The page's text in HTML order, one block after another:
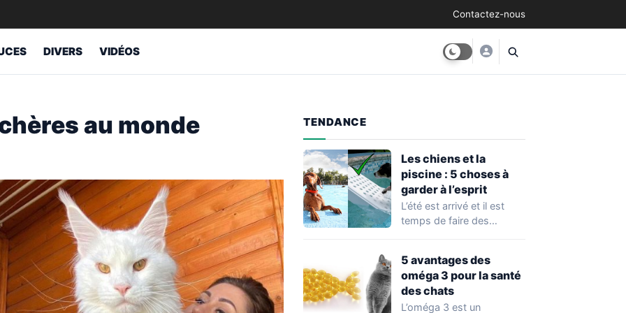
Contactez-nous
DIVERS VIDÉOS
au monde TENDANCE
Les chiens et la
piscine : 5 choses à
garder à l’esprit
L’été est arrivé et il est
temps de faire des
5 avantages des
oméga 3 pour la santé
des chats
L’oméga 3 est un